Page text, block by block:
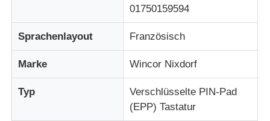
Produkte
01750159594
Sprachenlayout Französisch
Marke Wincor Nixdorf
Typ
Verschlüsselte PIN-Pad
(EPP) Tastatur